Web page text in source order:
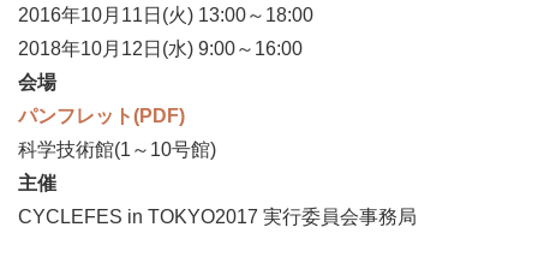
2016年10月11日(火) 13:00～18:00
2018年10月12日(水) 9:00～16:00
会場
パンフレット(PDF)
科学技術館(1～10号館)
主催
CYCLEFES in TOKYO2017 実行委員会事務局